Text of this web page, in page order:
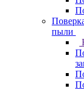
пыли